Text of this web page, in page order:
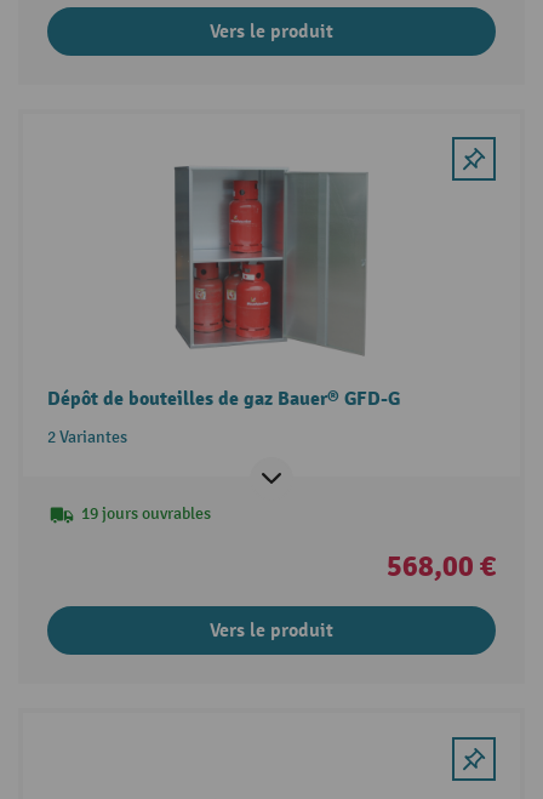
Vers le produit
Dépôt de bouteilles de gaz Bauer® GFD-G
2 Variantes
19 jours ouvrables
568,00 €
Vers le produit